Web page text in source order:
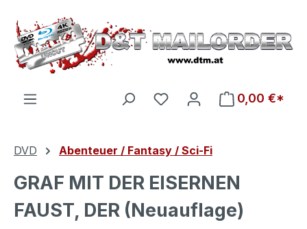
Zum Hauptinhalt springen
Du hast 0 Produkte auf
0,00 €*
DVD Abenteuer / Fantasy / Sci-Fi
GRAF MIT DER EISERNEN
FAUST, DER (Neuauflage)